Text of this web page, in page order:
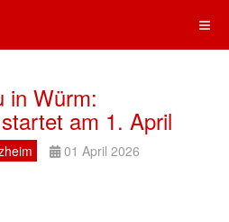
in Würm:
am 1. April
01 April 2026